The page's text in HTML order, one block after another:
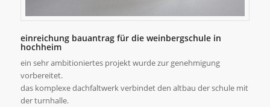
einreichung bauantrag für die weinbergschule in
hochheim
ein sehr ambitioniertes projekt wurde zur genehmigung
vorbereitet.
das komplexe dachfaltwerk verbindet den altbau der schule mit
der turnhalle.